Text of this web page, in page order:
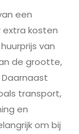
een
extra kosten
van
de grootte,
transport,
en
om bij